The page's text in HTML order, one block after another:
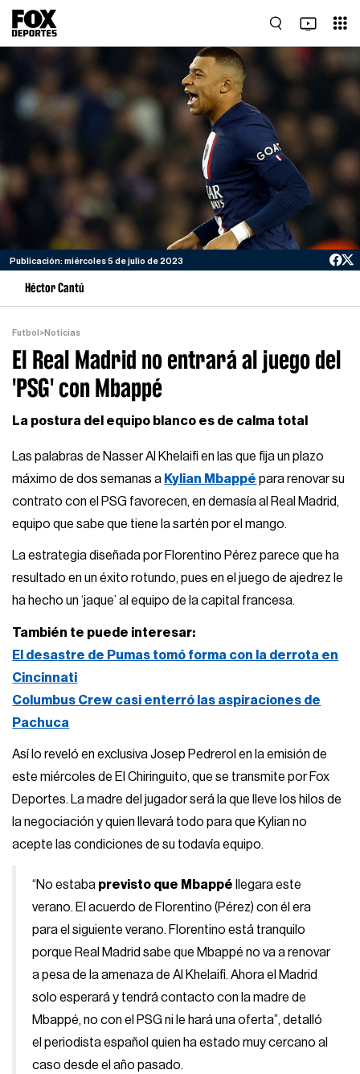
Publicación: miércoles 5 de julio de 2023
Héctor Cantú
Futbol >Noticias
El Real Madrid no entrará al juego del
'PSG' con Mbappé
La postura del equipo blanco es de calma total
Las palabras de Nasser Al Khelaifi en las que fija un plazo
máximo de dos semanas a Kylian Mbappé para renovar su
contrato con el PSG favorecen, en demasía al Real Madrid,
equipo que sabe que tiene la sartén por el mango.
La estrategia diseñada por Florentino Pérez parece que ha
resultado en un éxito rotundo, pues en el juego de ajedrez le
ha hecho un ‘jaque’ al equipo de la capital francesa.
También te puede interesar:
El desastre de Pumas tomó forma con la derrota en
Cincinnati
Columbus Crew casi enterró las aspiraciones de
Pachuca
Así lo reveló en exclusiva Josep Pedrerol en la emisión de
este miércoles de El Chiringuito, que se transmite por Fox
Deportes. La madre del jugador será la que lleve los hilos de
la negociación y quien llevará todo para que Kylian no
acepte las condiciones de su todavía equipo.
“No estaba previsto que Mbappé llegara este
verano. El acuerdo de Florentino (Pérez) con él era
para el siguiente verano. Florentino está tranquilo
porque Real Madrid sabe que Mbappé no va a renovar
a pesa de la amenaza de Al Khelaifi. Ahora el Madrid
solo esperará y tendrá contacto con la madre de
Mbappé, no con el PSG ni le hará una oferta”, detalló
el periodista español quien ha estado muy cercano al
caso desde el año pasado.